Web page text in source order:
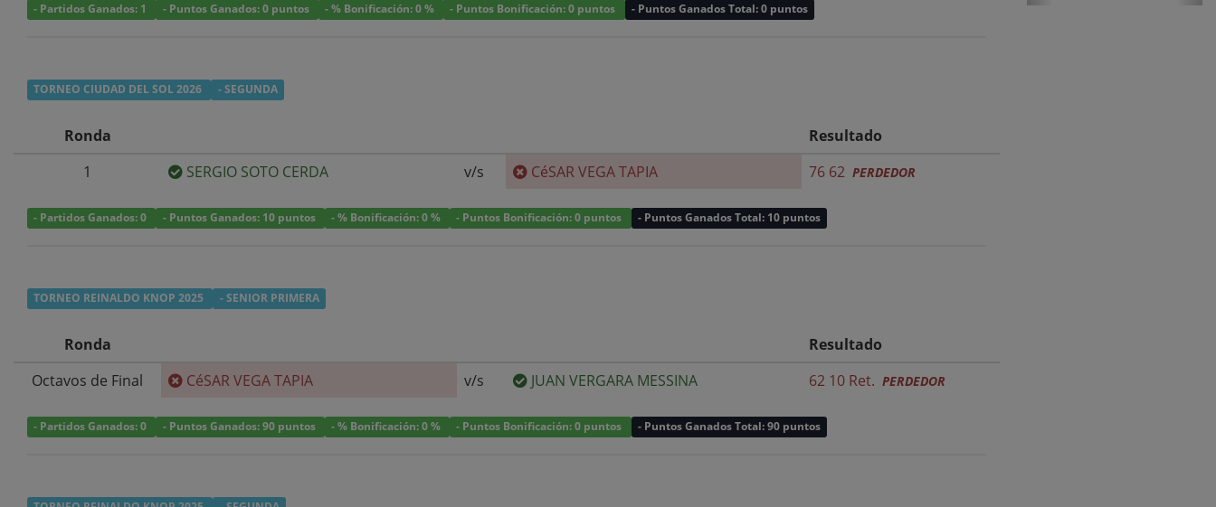
- Partidos Ganados: 1 - Puntos Ganados: 0 puntos - % Bonificación: 0 % - Puntos Bonificación: 0 puntos - Puntos Ganados Total: 0 puntos
TORNEO CIUDAD DEL SOL 2026 - SEGUNDA
Ronda
Resultado
1
SERGIO SOTO CERDA v/s CéSAR VEGA TAPIA 76 62 PERDEDOR
- Partidos Ganados: 0 - Puntos Ganados: 10 puntos - % Bonificación: 0 % - Puntos Bonificación: 0 puntos - Puntos Ganados Total: 10 puntos
TORNEO REINALDO KNOP 2025 - SENIOR PRIMERA
Ronda
Resultado
Octavos de Final
CéSAR VEGA TAPIA v/s JUAN VERGARA MESSINA 62 10 Ret. PERDEDOR
- Partidos Ganados: 0 - Puntos Ganados: 90 puntos - % Bonificación: 0 % - Puntos Bonificación: 0 puntos - Puntos Ganados Total: 90 puntos